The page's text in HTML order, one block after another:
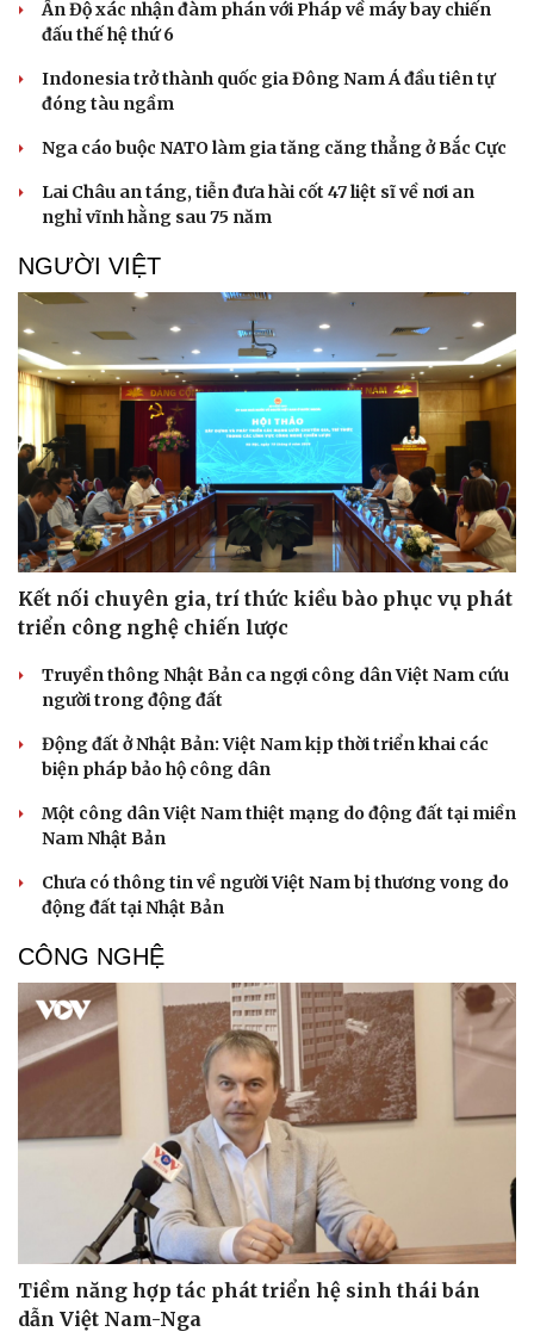
Sức khỏe
Dinh dưỡng - món ngon
Cây thuốc
Sản phụ khoa
Đời sống
Nhà đẹp
Ấn Độ xác nhận đàm phán với Pháp về máy bay chiến
đấu thế hệ thứ 6
Indonesia trở thành quốc gia Đông Nam Á đầu tiên tự
đóng tàu ngầm
Nga cáo buộc NATO làm gia tăng căng thẳng ở Bắc Cực
Lai Châu an táng, tiễn đưa hài cốt 47 liệt sĩ về nơi an
nghỉ vĩnh hằng sau 75 năm
NGƯỜI VIỆT
Kết nối chuyên gia, trí thức kiều bào phục vụ phát
triển công nghệ chiến lược
Truyền thông Nhật Bản ca ngợi công dân Việt Nam cứu
người trong động đất
Động đất ở Nhật Bản: Việt Nam kịp thời triển khai các
biện pháp bảo hộ công dân
Một công dân Việt Nam thiệt mạng do động đất tại miền
Nam Nhật Bản
Chưa có thông tin về người Việt Nam bị thương vong do
động đất tại Nhật Bản
CÔNG NGHỆ
Tiềm năng hợp tác phát triển hệ sinh thái bán
dẫn Việt Nam-Nga